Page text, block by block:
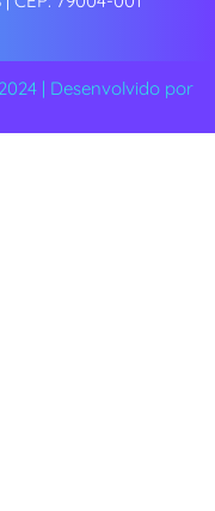
| Desenvolvido por